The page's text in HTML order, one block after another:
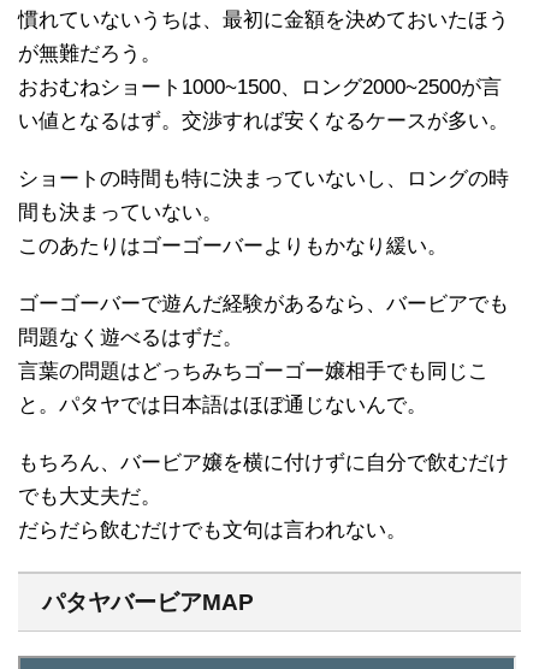
慣れていないうちは、最初に金額を決めておいたほう
が無難だろう。
おおむねショート1000~1500、ロング2000~2500が言
い値となるはず。交渉すれば安くなるケースが多い。
ショートの時間も特に決まっていないし、ロングの時
間も決まっていない。
このあたりはゴーゴーバーよりもかなり緩い。
ゴーゴーバーで遊んだ経験があるなら、バービアでも
問題なく遊べるはずだ。
言葉の問題はどっちみちゴーゴー嬢相手でも同じこ
と。パタヤでは日本語はほぼ通じないんで。
もちろん、バービア嬢を横に付けずに自分で飲むだけ
でも大丈夫だ。
だらだら飲むだけでも文句は言われない。
パタヤバービアMAP